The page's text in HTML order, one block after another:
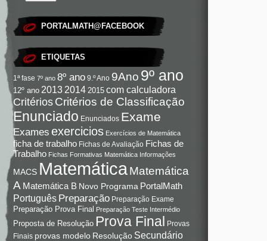
PORTALMATH@FACEBOOK
ETIQUETAS
1ª fase 7º ano 8º ano 9.º Ano 9Ano 9º ano
12º ano 2013 2014 2015 com calculadora
Critérios Critérios de Classificação
Enunciado Enunciados Exame
Exames exercicios Exercícios de Matemática
ficha de trabalho Fichas de Avaliação Fichas de
Trabalho Fichas Formativas Matemática Informações
MACS Matemática Matemática
A Matemática B Novo Programa PortalMath
Português Preparação Preparação Exame
Preparação Prova Final Preparação Teste Intermédio
Proposta de Resolução Prova Final Provas
Finais provas modelo Resolução Secundário